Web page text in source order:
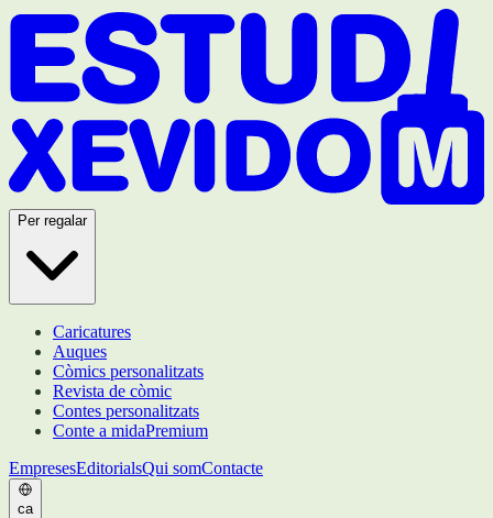
Per regalar
Caricatures
Auques
Còmics personalitzats
Revista de còmic
Contes personalitzats
Conte a midaPremium
EmpresesEditorialsQui somContacte
ca